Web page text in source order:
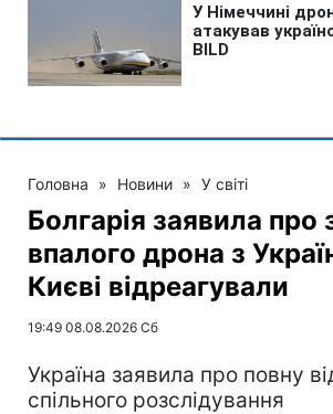
Головна » Новини » У світі
Болгарія заявила про
впалого дрона з
Києві відреагували
19:49 08.08.2026 Сб
Україна заявила про повну
спільного розслідування